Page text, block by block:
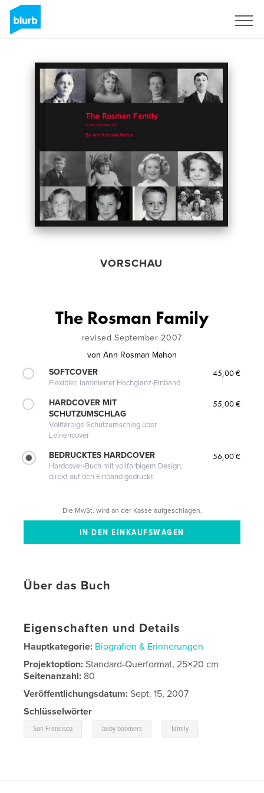
VORSCHAU
The Rosman Family
revised September 2007
von Ann Rosman Mahon
SOFTCOVER
Flexibler, laminierter Hochglanz-Einband
45,00 €
HARDCOVER MIT
SCHUTZUMSCHLAG
Vollfarbige Schutzumschlag über
Leinencover
55,00 €
BEDRUCKTES HARDCOVER
Hardcover-Buch mit vollfarbigem Design,
direkt auf den Einband gedruckt
56,00 €
Die MwSt. wird an der Kasse aufgeschlagen.
Über das Buch
Eigenschaften und Details
Hauptkategorie: Biografien & Erinnerungen
Projektoption:Standard-Querformat, 25×20 cm
Seitenanzahl: 80
Veröffentlichungsdatum: Sept. 15, 2007
Schlüsselwörter
San Francisco baby boomers family